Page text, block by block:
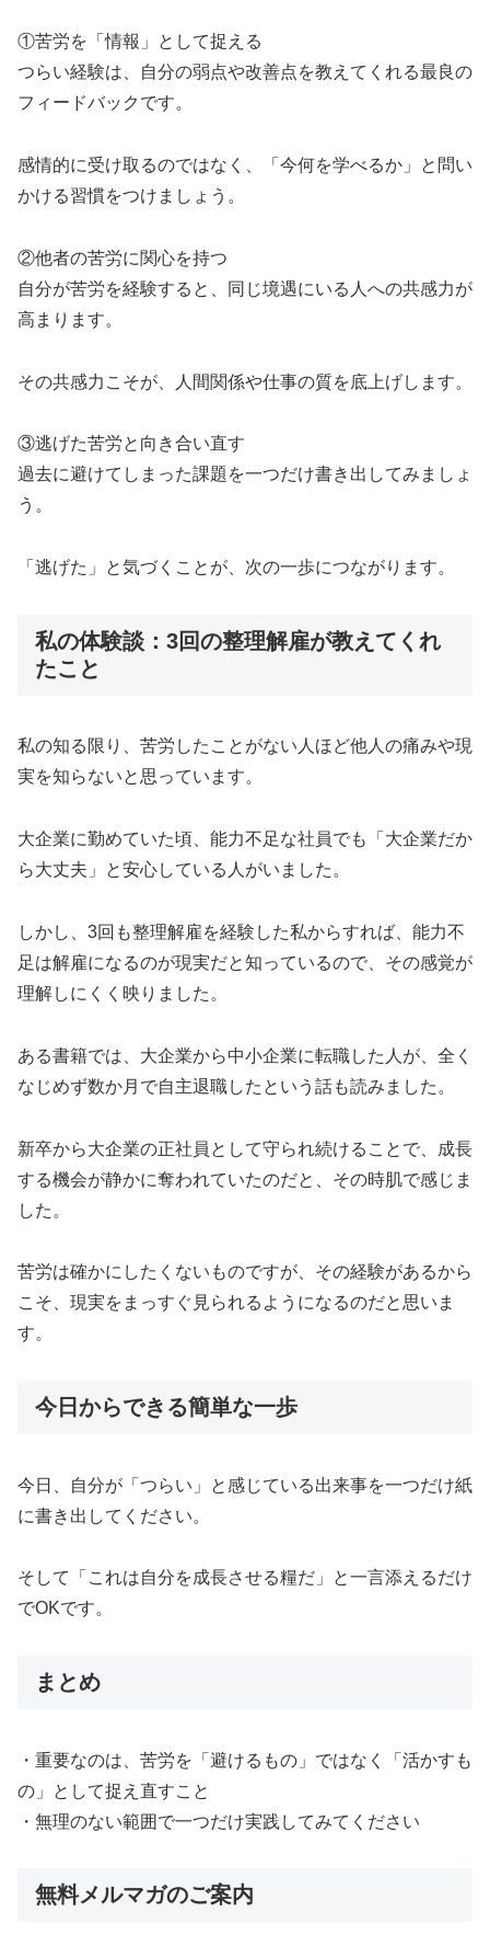
①苦労を「情報」として捉える
つらい経験は、自分の弱点や改善点を教えてくれる最良の
フィードバックです。
感情的に受け取るのではなく、「今何を学べるか」と問い
かける習慣をつけましょう。
②他者の苦労に関心を持つ
自分が苦労を経験すると、同じ境遇にいる人への共感力が
高まります。
その共感力こそが、人間関係や仕事の質を底上げします。
③逃げた苦労と向き合い直す
過去に避けてしまった課題を一つだけ書き出してみましょ
う。
「逃げた」と気づくことが、次の一歩につながります。
私の体験談：3回の整理解雇が教えてくれ
たこと
私の知る限り、苦労したことがない人ほど他人の痛みや現
実を知らないと思っています。
大企業に勤めていた頃、能力不足な社員でも「大企業だか
ら大丈夫」と安心している人がいました。
しかし、3回も整理解雇を経験した私からすれば、能力不
足は解雇になるのが現実だと知っているので、その感覚が
理解しにくく映りました。
ある書籍では、大企業から中小企業に転職した人が、全く
なじめず数か月で自主退職したという話も読みました。
新卒から大企業の正社員として守られ続けることで、成長
する機会が静かに奪われていたのだと、その時肌で感じま
した。
苦労は確かにしたくないものですが、その経験があるから
こそ、現実をまっすぐ見られるようになるのだと思いま
す。
今日からできる簡単な一歩
今日、自分が「つらい」と感じている出来事を一つだけ紙
に書き出してください。
そして「これは自分を成長させる糧だ」と一言添えるだけ
でOKです。
まとめ
・重要なのは、苦労を「避けるもの」ではなく「活かすも
の」として捉え直すこと
・無理のない範囲で一つだけ実践してみてください
無料メルマガのご案内